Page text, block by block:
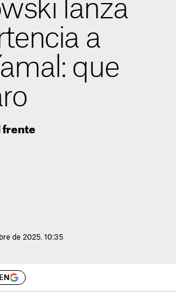
lanza
a
que
frente
de 2025. 10:35